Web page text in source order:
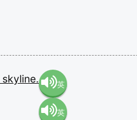
skyline. 英
語（米
英